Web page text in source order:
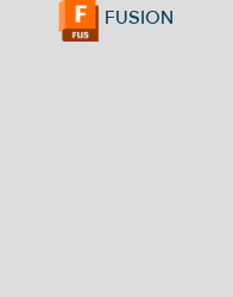
FUSION